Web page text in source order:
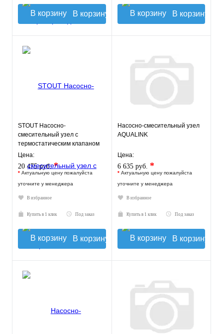
В корзину В корзину
STOUT Насосно-
смесительный узел с
термостатическим клапаном
30-60°C, без насоса
Цена:
20 475 руб.*
* Актуальную цену пожалуйста
уточните у менеджера
В избранное
Купить в 1 клик Под заказ
В корзину
Насосно-смесительный узел
AQUALINK
Цена:
6 635 руб. *
* Актуальную цену пожалуйста
уточните у менеджера
В избранное
Купить в 1 клик Под заказ
В корзину